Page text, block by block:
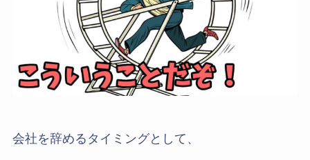
会社を辞めるタイミングとして、